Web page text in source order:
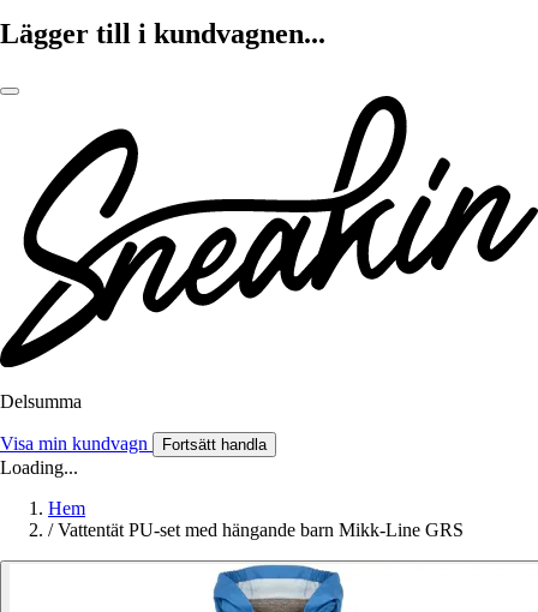
Lägger till i kundvagnen...
Delsumma
Visa min kundvagn Fortsätt handla
Loading...
Hem
/ Vattentät PU-set med hängande barn Mikk-Line GRS